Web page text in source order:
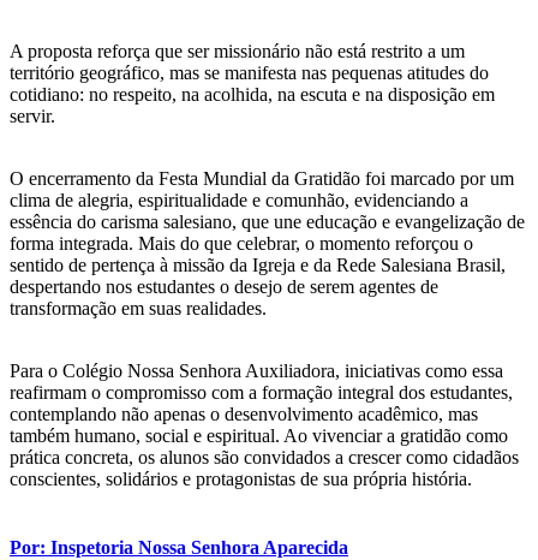
A proposta reforça que ser missionário não está restrito a um
território geográfico, mas se manifesta nas pequenas atitudes do
cotidiano: no respeito, na acolhida, na escuta e na disposição em
servir.
O encerramento da Festa Mundial da Gratidão foi marcado por um
clima de alegria, espiritualidade e comunhão, evidenciando a
essência do carisma salesiano, que une educação e evangelização de
forma integrada. Mais do que celebrar, o momento reforçou o
sentido de pertença à missão da Igreja e da Rede Salesiana Brasil,
despertando nos estudantes o desejo de serem agentes de
transformação em suas realidades.
Para o Colégio Nossa Senhora Auxiliadora, iniciativas como essa
reafirmam o compromisso com a formação integral dos estudantes,
contemplando não apenas o desenvolvimento acadêmico, mas
também humano, social e espiritual. Ao vivenciar a gratidão como
prática concreta, os alunos são convidados a crescer como cidadãos
conscientes, solidários e protagonistas de sua própria história.
Por: Inspetoria Nossa Senhora Aparecida